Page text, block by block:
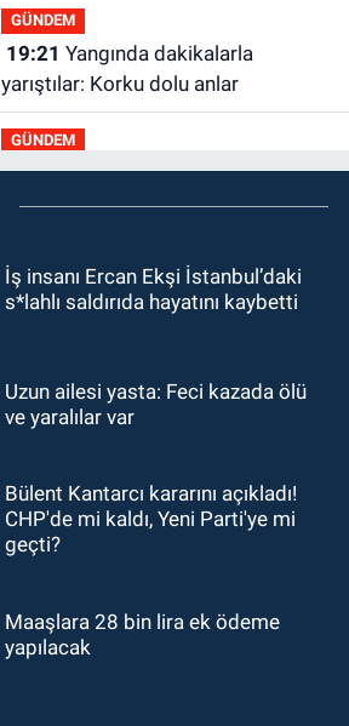
GÜNDEM
19:21
yarıştılar: Korku dolu anlar
GÜNDEM
19:12Polis 9 kişi yakaladı 2 kişi
tutuklandı
18:47Emekli öğretmenler kahve
köşelerine mahkum edildi
16:30Zonguldakspor için
Zonguldak
15:41Zeki Tosun ölümünün birinci
yılında mezarı başında anıldı.
İş insanı Ercan Ekşi İstanbul’daki
s*lahlı saldırıda hayatını kaybetti
Uzun ailesi yasta: Feci kazada ölü
ve yaralılar var
Bülent Kantarcı kararını açıkladı!
CHP'de mi kaldı, Yeni Parti'ye mi
geçti?
Maaşlara 28 bin lira ek ödeme
yapılacak